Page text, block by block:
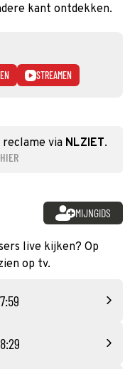
kant ontdekken.
STREAMEN
via NLZIET.
MIJNGIDS
live kijken? Op
op tv.